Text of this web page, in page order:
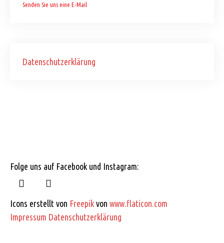
Senden Sie uns eine E-Mail
Datenschutzerklärung
Folge uns auf Facebook und Instagram:
Icons erstellt von Freepik von www.flaticon.com
Impressum Datenschutzerklärung